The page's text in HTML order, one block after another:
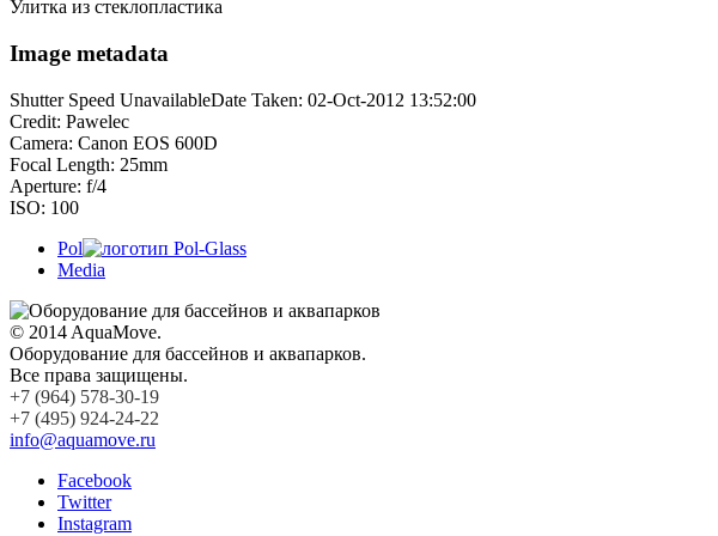
Улитка из стеклопластика
Image metadata
Shutter Speed UnavailableDate Taken: 02-Oct-2012 13:52:00
Credit: Pawelec
Camera: Canon EOS 600D
Focal Length: 25mm
Aperture: f/4
ISO: 100
Pol
Media
© 2014 AquaMove.
Оборудование для бассейнов и аквапарков.
Все права защищены.
+7 (964) 578-30-19
+7 (495) 924-24-22
info@aquamove.ru
Facebook
Twitter
Instagram